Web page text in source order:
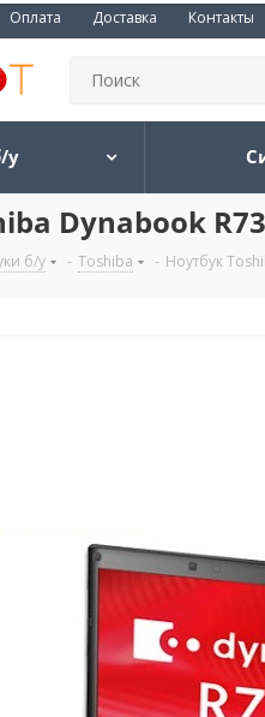
Оплата Доставка Контакты
у
Dynabook
б/у - Toshiba - Ноутбук